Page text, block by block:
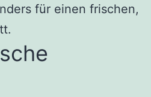
für einen frischen,